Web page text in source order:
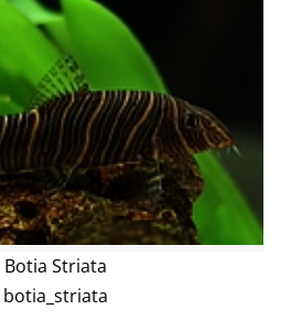
Botia Striata
botia_striata